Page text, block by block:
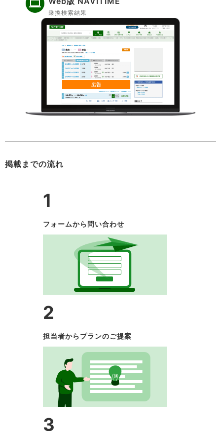
乗換検索結果
掲載までの流れ
1
フォームから問い合わせ
2
担当者からプランのご提案
3